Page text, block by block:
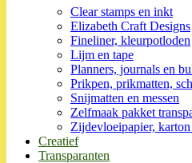
Clear stamps en inkt
Elizabeth Craft Designs
Fineliner, kleurpotloden
Lijm en tape
Planners, journals en
Prikpen, prikmatten,
Snijmatten en messen
Zelfmaak pakket
Zijdevloeipapier,
Creatief
Transparanten